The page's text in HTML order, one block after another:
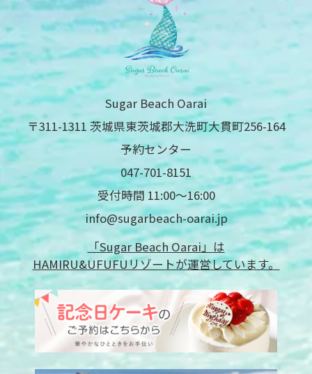
Sugar Beach Oarai
〒311-1311 茨城県東茨城郡大洗町大貫町256-164
予約センター
047-701-8151
受付時間 11:00〜16:00
info@sugarbeach-oarai.jp
「Sugar Beach Oarai」は
HAMIRU&UFUFUリゾートが運営しています。